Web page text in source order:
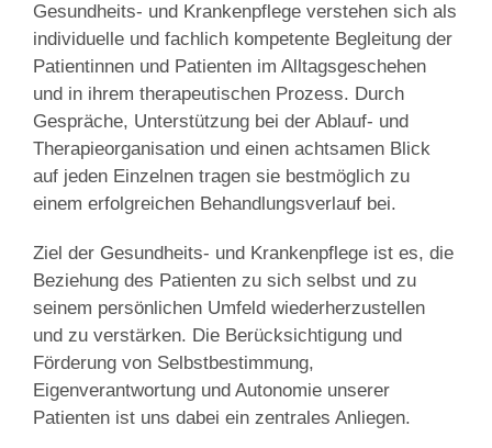
Gesundheits- und Krankenpflege verstehen sich als
individuelle und fachlich kompetente Begleitung der
Patientinnen und Patienten im Alltagsgeschehen
und in ihrem therapeutischen Prozess. Durch
Gespräche, Unterstützung bei der Ablauf- und
Therapieorganisation und einen achtsamen Blick
auf jeden Einzelnen tragen sie bestmöglich zu
einem erfolgreichen Behandlungsverlauf bei.
Ziel der Gesundheits- und Krankenpflege ist es, die
Beziehung des Patienten zu sich selbst und zu
seinem persönlichen Umfeld wiederherzustellen
und zu verstärken. Die Berücksichtigung und
Förderung von Selbstbestimmung,
Eigenverantwortung und Autonomie unserer
Patienten ist uns dabei ein zentrales Anliegen.